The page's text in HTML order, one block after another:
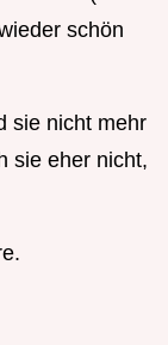
schön
sie nicht mehr
sie eher nicht,